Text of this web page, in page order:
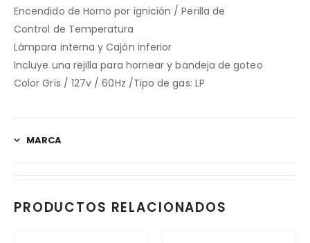
Encendido de Horno por ignición / Perilla de
Control de Temperatura
Lámpara interna y Cajón inferior
Incluye una rejilla para hornear y bandeja de goteo
Color Gris / 127v / 60Hz /Tipo de gas: LP
MARCA
PRODUCTOS RELACIONADOS